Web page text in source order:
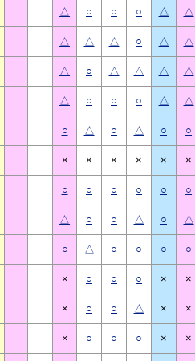
△ ○ ○ ○ △ △
△ △ △ ○ △ △
△ ○ △ △ △ △
△ ○ ○ ○ △ △
○ △ ○ △ ○ ○
× × × × × ×
○ ○ ○ ○ ○ ○
△ ○ ○ △ ○ △
○ △ ○ ○ ○ ○
× ○ ○ ○ × ×
× ○ ○ △ × ×
× ○ ○ ○ × ×